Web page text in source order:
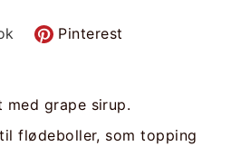
Pinterest
med grape sirup.
flødeboller, som topping